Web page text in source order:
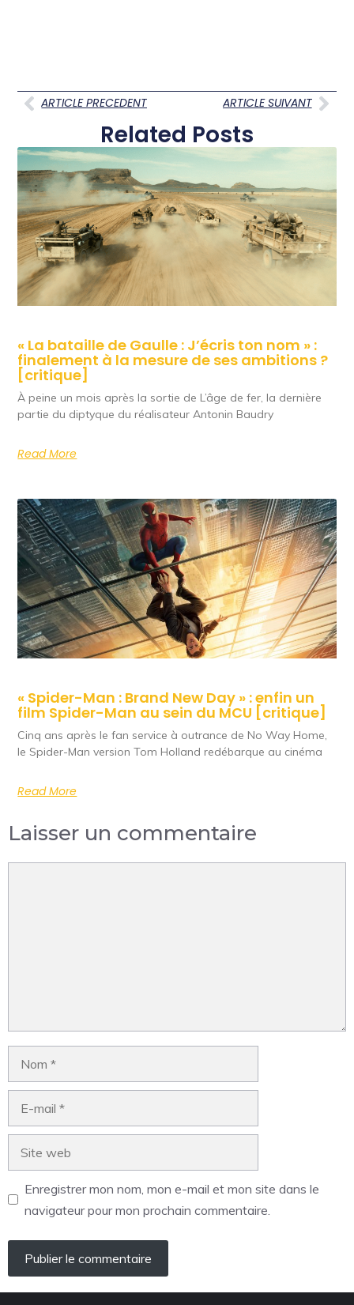
ARTICLE PRECEDENT ARTICLE SUIVANT
Related Posts
« La bataille de Gaulle : J’écris ton nom » :
finalement à la mesure de ses ambitions ?
[critique]
À peine un mois après la sortie de L’âge de fer, la dernière
partie du diptyque du réalisateur Antonin Baudry
Read More
« Spider-Man : Brand New Day » : enfin un
film Spider-Man au sein du MCU [critique]
Cinq ans après le fan service à outrance de No Way Home,
le Spider-Man version Tom Holland redébarque au cinéma
Read More
Laisser un commentaire
Enregistrer mon nom, mon e-mail et mon site dans le
navigateur pour mon prochain commentaire.